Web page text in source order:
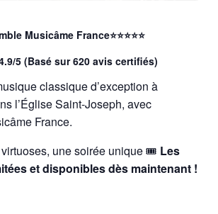
Musicâme France⭐⭐⭐⭐⭐
5 (Basé sur 620 avis certifiés)
classique d’exception à
l’Église Saint-Joseph, avec
France.
une soirée unique 🎟️ Les
et disponibles dès maintenant !